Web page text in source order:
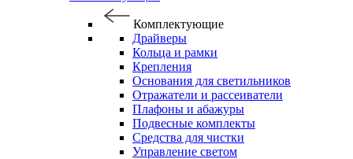
Комплектующие
Драйверы
Кольца и рамки
Крепления
Основания для светильников
Отражатели и рассеиватели
Плафоны и абажуры
Подвесные комплекты
Средства для чистки
Управление светом